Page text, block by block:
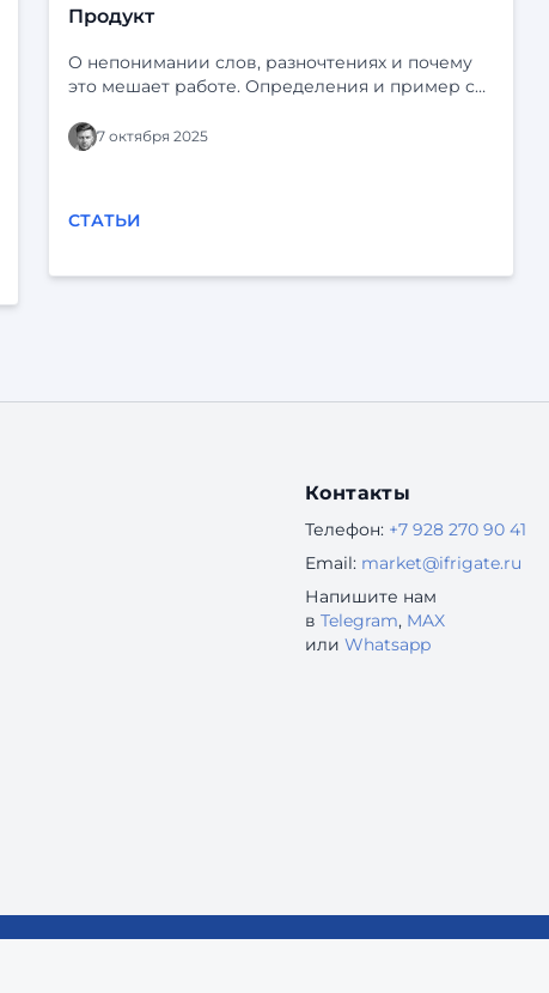
Продукт
О непонимании слов, разночтениях и почему
это мешает работе. Определения и пример с
7 октября 2025
СТАТЬИ
Контакты
Телефон: +7 928 270 90 41
Email: market@ifrigate.ru
Напишите нам
в Telegram, MAX
или Whatsapp